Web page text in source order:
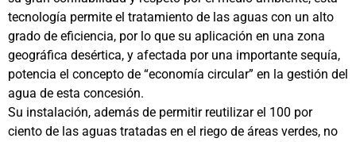
tecnología permite el tratamiento de las aguas con un alto
grado de eficiencia, por lo que su aplicación en una zona
geográfica desértica, y afectada por una importante sequía,
potencia el concepto de “economía circular” en la gestión del
agua de esta concesión.
Su instalación, además de permitir reutilizar el 100 por
ciento de las aguas tratadas en el riego de áreas verdes, no